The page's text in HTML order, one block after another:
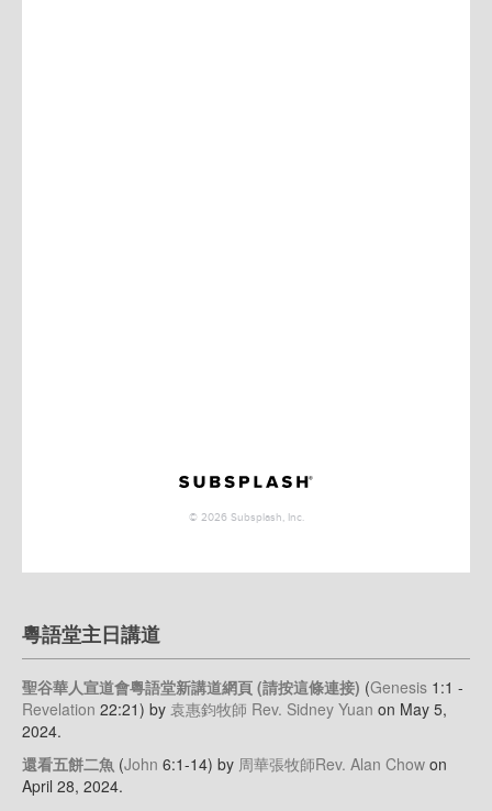
粵語堂主日講道
聖谷華人宣道會粵語堂新講道網頁 (請按這條連接) (Genesis 1:1 -
Revelation 22:21) by 袁惠鈞牧師 Rev. Sidney Yuan on May 5,
2024.
還看五餅二魚 (John 6:1-14) by 周華張牧師Rev. Alan Chow on
April 28, 2024.